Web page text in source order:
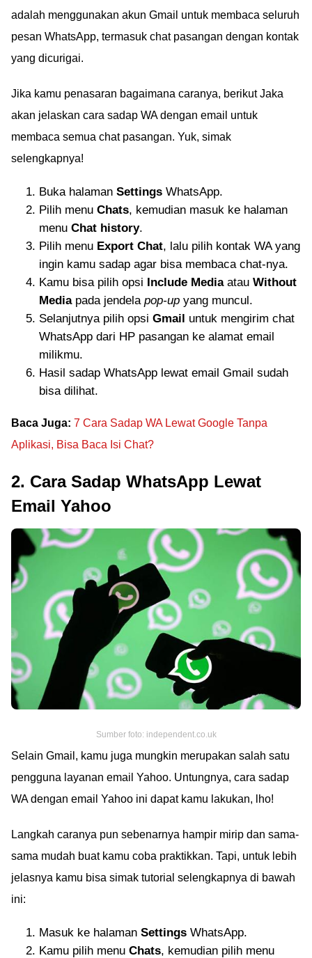
adalah menggunakan akun Gmail untuk membaca seluruh
pesan WhatsApp, termasuk chat pasangan dengan kontak
yang dicurigai.
Jika kamu penasaran bagaimana caranya, berikut Jaka
akan jelaskan cara sadap WA dengan email untuk
membaca semua chat pasangan. Yuk, simak
selengkapnya!
Buka halaman Settings WhatsApp.
Pilih menu Chats, kemudian masuk ke halaman
menu Chat history.
Pilih menu Export Chat, lalu pilih kontak WA yang
ingin kamu sadap agar bisa membaca chat-nya.
Kamu bisa pilih opsi Include Mediaatau Without
Mediapada jendela pop-up yang muncul.
Selanjutnya pilih opsi Gmail untuk mengirim chat
WhatsApp dari HP pasangan ke alamat email
milikmu.
Hasil sadap WhatsApp lewat email Gmail sudah
bisa dilihat.
Baca Juga: 7 Cara Sadap WA Lewat Google Tanpa
Aplikasi, Bisa Baca Isi Chat?
2. Cara Sadap WhatsApp Lewat
Email Yahoo
Sumber foto: independent.co.uk
Selain Gmail, kamu juga mungkin merupakan salah satu
pengguna layanan email Yahoo. Untungnya, cara sadap
WA dengan email Yahoo ini dapat kamu lakukan, lho!
Langkah caranya pun sebenarnya hampir mirip dan sama-
sama mudah buat kamu coba praktikkan. Tapi, untuk lebih
jelasnya kamu bisa simak tutorial selengkapnya di bawah
ini:
Masuk ke halaman Settings WhatsApp.
Kamu pilih menu Chats, kemudian pilih menu